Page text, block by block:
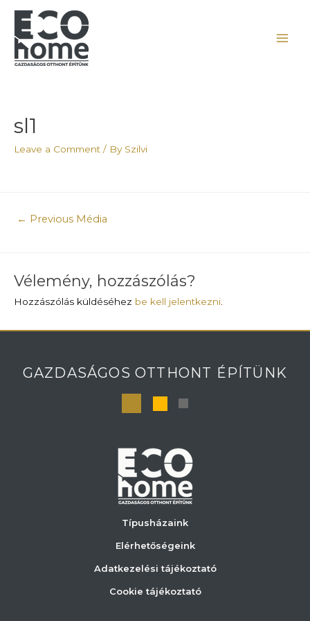
sl1
Leave a Comment / By Szilvi
← Previous Média
Vélemény, hozzászólás?
Hozzászólás küldéséhez be kell jelentkezni.
GAZDASÁGOS OTTHONT ÉPÍTÜNK
Típusházaink
Elérhetőségeink
Adatkezelési tájékoztató
Cookie tájékoztató